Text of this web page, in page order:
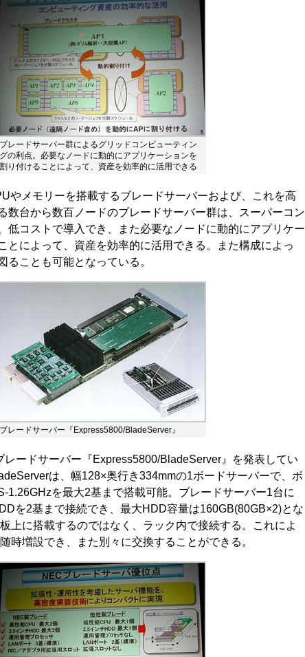
ブレードサーバー群によるグリッドコンピューティン
グの利点。必要なノードに動的にアプリケーションを
割り付けることによって、資産を効率的に活用できる
やメモリーを搭載するブレードサーバーおよび、これを高
数台から数百ノードのブレードサーバー群は、スーパーコン
低コストで導入でき、また必要なノードに動的にアプリケー
とによって、資産を効率的に活用できる。また構成によっ
ることも可能となっている。
ブレードサーバー『Express5800/BladeServer』
レードサーバー『Express5800/BladeServer』を発表してい
は、幅128×奥行き334mmの1ボードサーバーで、ボ
1.26GHzを最大2基まで搭載可能。ブレードサーバー1台に
を2基まで接続でき、最大HDD容量は160GB(80GB×2)とな
上に搭載するのではなく、ラック内で接続する。これによ
時増設でき、また別々に交換することができる。